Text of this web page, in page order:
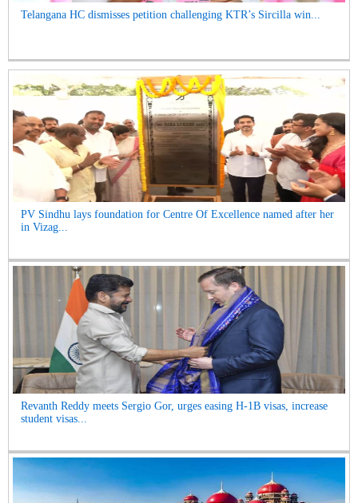
Telangana HC dismisses petition challenging KTR’s Sircilla win...
PV Sindhu lays foundation for Centre Of Excellence named after her
in Vizag...
Revanth Reddy meets Sergio Gor, urges easing H-1B visas, increase
student visas...